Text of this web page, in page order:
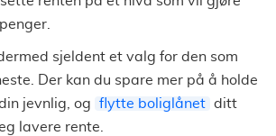
sjeldent et valg for den som
Der kan du spare mer på å holde
jevnlig, og
flytte boliglånet ditt
lavere rente.